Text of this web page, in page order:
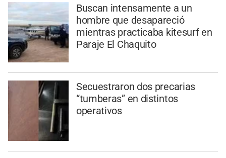
Buscan intensamente a un
hombre que desapareció
mientras practicaba kitesurf en
Paraje El Chaquito
Secuestraron dos precarias
“tumberas” en distintos
operativos